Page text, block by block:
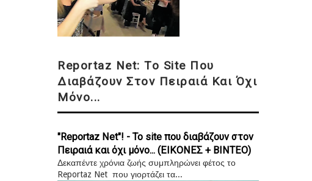
Reportaz Net: Το Site Που
Διαβάζουν Στον Πειραιά Και Όχι
Μόνο...
"Reportaz Net"! - Το site που διαβάζουν στον
Πειραιά και όχι μόνο... (ΕΙΚΟΝΕΣ + ΒΙΝΤΕΟ)
Δεκαπέντε χρόνια ζωής συμπληρώνει φέτος το
Reportaz Net που γιορτάζει τα...